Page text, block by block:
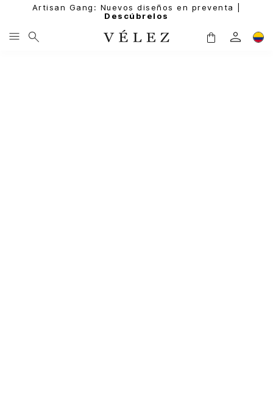
Artisan Gang: Nuevos diseños en preventa |
Descúbrelos